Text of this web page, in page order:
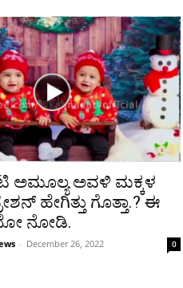
ಅಮೂಲ್ಯ ಅವಳಿ ಮಕ್ಕಳ
ಹೇಗಿತ್ತು ಗೊತ್ತಾ.? ಈ
ನೋಡಿ.
- December 26, 2022 0